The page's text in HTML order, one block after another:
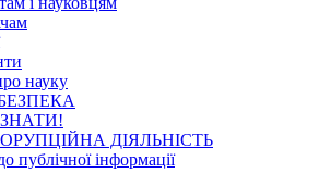
науку
ДІЯЛЬНІСТЬ
публічної інформації